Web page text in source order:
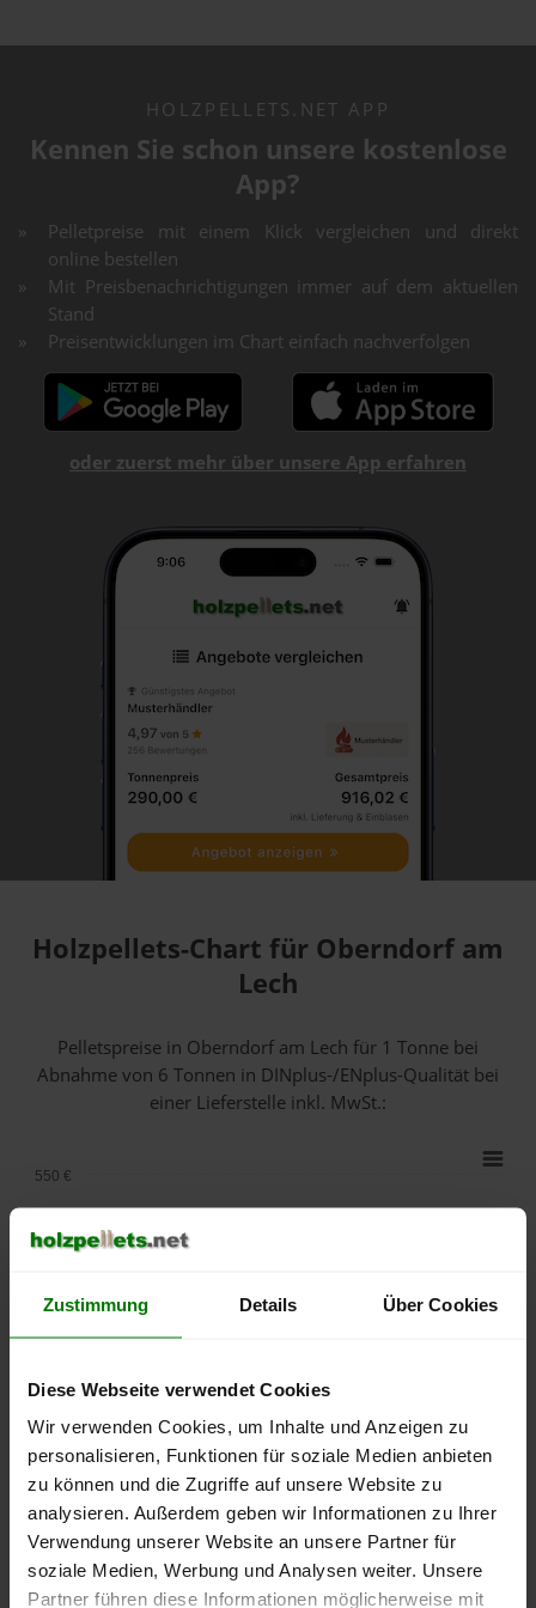
Zustimmung Details Über Cookies
Diese Webseite verwendet Cookies
Wir verwenden Cookies, um Inhalte und Anzeigen zu
personalisieren, Funktionen für soziale Medien anbieten
zu können und die Zugriffe auf unsere Website zu
analysieren. Außerdem geben wir Informationen zu Ihrer
Verwendung unserer Website an unsere Partner für
soziale Medien, Werbung und Analysen weiter. Unsere
Partner führen diese Informationen möglicherweise mit
HOLZPELLETS.NET APP
Kennen Sie schon unsere kostenlose
App?
Pelletpreise mit einem Klick vergleichen und direkt
online bestellen
Mit Preisbenachrichtigungen immer auf dem aktuellen
Stand
Preisentwicklungen im Chart einfach nachverfolgen
oder zuerst mehr über unsere App erfahren
Holzpellets-Chart für Oberndorf am
Lech
Pelletspreise in Oberndorf am Lech für 1 Tonne bei
Abnahmevon 6 Tonnen in DINplus-/ENplus-Qualität bei
einer Lieferstelle inkl. MwSt.:
lose Ware Sackware
September
2025
Januar
2026
Mai
2026
250 €
300 €
350 €
400 €
500 €
550 €